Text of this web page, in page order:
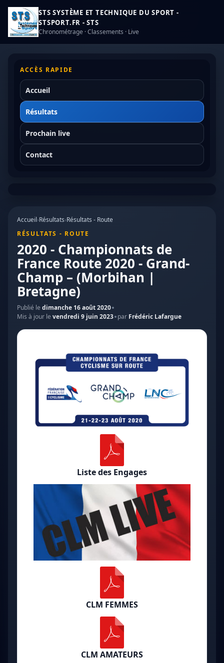
STS SYSTÈME ET TECHNIQUE DU SPORT -
STSPORT.FR - STS
Chronométrage · Classements · Live
ACCÈS RAPIDE
Accueil
Résultats
Prochain live
Contact
Accueil›Résultats›Résultats - Route
RÉSULTATS - ROUTE
2020 - Championnats de
France Route 2020 - Grand-
Champ – (Morbihan |
Bretagne)
Publié le dimanche 16 août 2020
Mis à jour le vendredi 9 juin 2023 par Frédéric Lafargue
Liste des Engages
CLM FEMMES
CLM AMATEURS